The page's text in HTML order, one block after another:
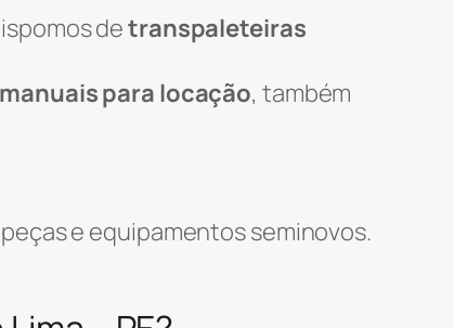
detranspaleteiras
para locação, também
e equipamentos seminovos.